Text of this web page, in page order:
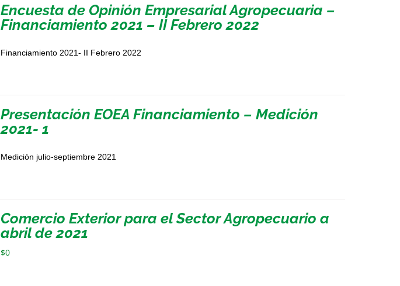
Encuesta de Opinión Empresarial Agropecuaria –
Financiamiento 2021 – II Febrero 2022
Financiamiento 2021- II Febrero 2022
Presentación EOEA Financiamiento – Medición
2021- 1
Medición julio-septiembre 2021
Comercio Exterior para el Sector Agropecuario a
abril de 2021
$0